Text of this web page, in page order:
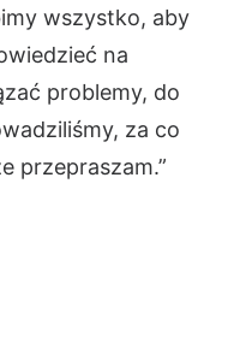
wszystko, aby
na
problemy, do
za co
przepraszam.”